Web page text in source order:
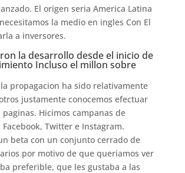
El origen seri­a America Latina
la medio en ingles Con El
a inversores.
la desarrollo desde el inicio de
Incluso el millon sobre
propagacion ha sido relativamente
justamente conocemos efectuar
Hicimos campanas de
Twitter e Instagram.
beta con un conjunto cerrado de
por motivo de que queriamos ver
preferible, que les gustaba a las